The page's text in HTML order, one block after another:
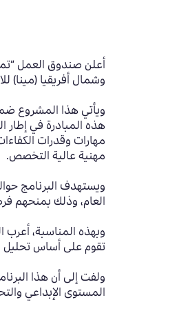
أعلن صندوق العمل
وشمال أفريقيا (مينا)
ويأتي هذا المشروع
هذه المبادرة في إطار
مهارات وقدرات
مهنية عالية التخصص.
العام، وذلك بمنحهم
وبهذه المناسبة،
تقوم على أساس تحليل
ولفت إلى أن هذا
المستوى الإبداعي